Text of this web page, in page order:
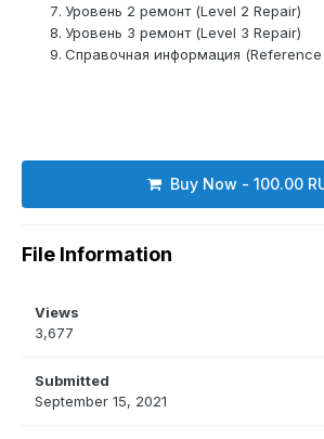
Уровень 2 ремонт (Level 2 Repair)
Уровень 3 ремонт (Level 3 Repair)
Справочная информация
Buy Now - 100.00
File Information
Views
3,677
Submitted
September 15, 2021